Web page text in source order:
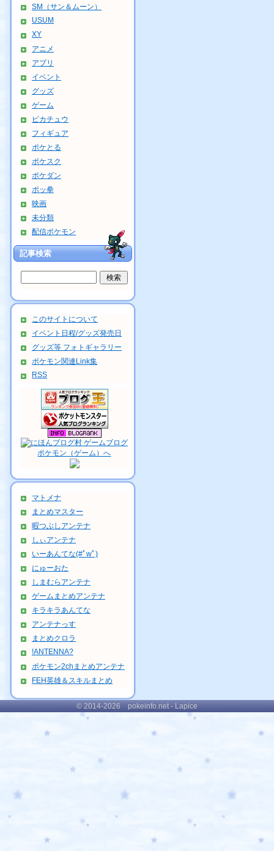
SM（サン＆ムーン）
USUM
XY
アニメ
アプリ
イベント
グッズ
ゲーム
ピカチュウ
フィギュア
ポケとる
ポケスク
ポケダン
ポッ拳
映画
未分類
配信ポケモン
記事検索
このサイトについて
イベント日程/グッズ発売日
グッズ等 フォトギャラリー
ポケモン関連Link集
RSS
マトメナ
まとめマスター
暇つぶしアンテナ
しぃアンテナ
いーあんてな(#ﾟwﾟ)
にゅーおた
しまむらアンテナ
ゲームまとめアンテナ
キラキラあんてな
アンテナっす
まとめクロラ
!ANTENNA?
ポケモン2chまとめアンテナ
FEH英雄＆スキルまとめ
© 2014-2026 pokeinfo.net - Lapice